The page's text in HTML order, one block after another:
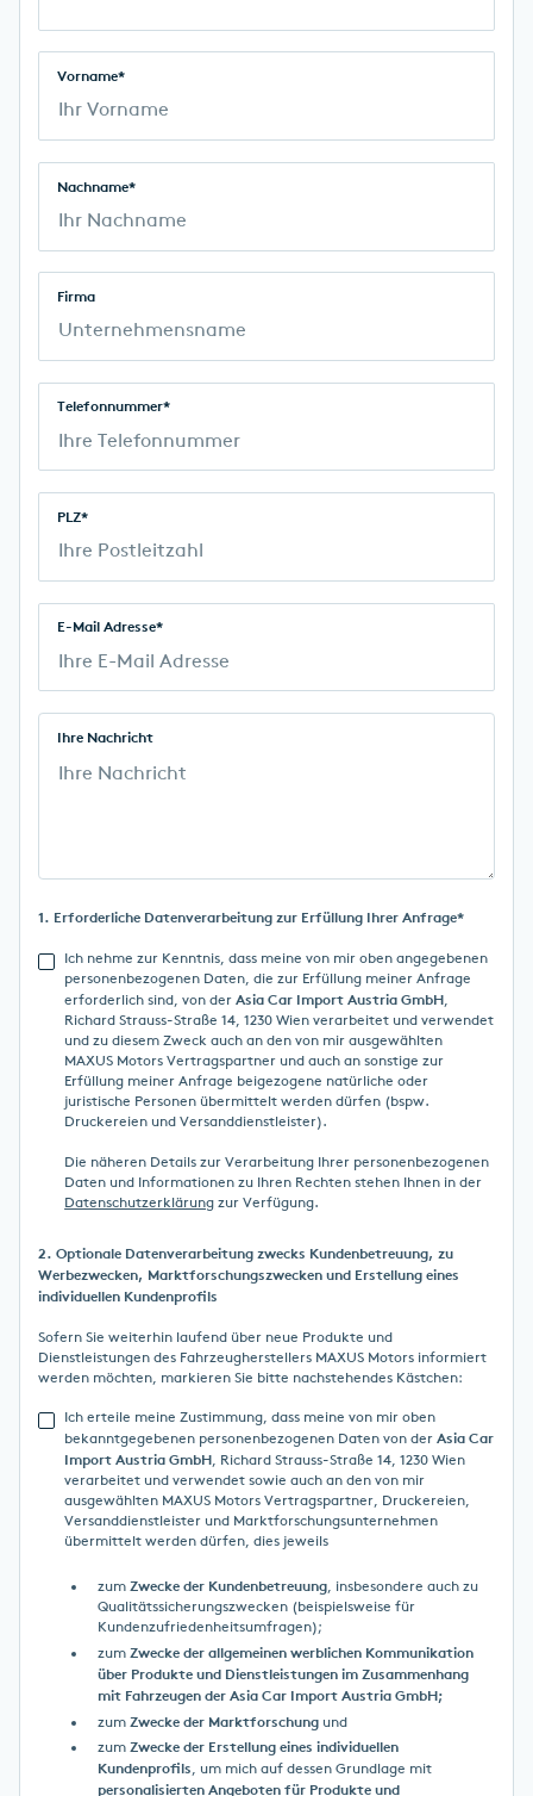
Vorname*
Nachname*
Firma
Telefonnummer*
PLZ*
E-Mail Adresse*
Ihre Nachricht
1. Erforderliche Datenverarbeitung zur Erfüllung Ihrer Anfrage*
Ich nehme zur Kenntnis, dass meine von mir oben angegebenen
personenbezogenen Daten, die zur Erfüllung meiner Anfrage
erforderlich sind, von derAsia Car Import Austria GmbH,
Richard Strauss-Straße 14, 1230 Wien verarbeitet und verwendet
und zu diesem Zweck auch an den von mir ausgewählten
MAXUS Motors Vertragspartner und auch an sonstige zur
Erfüllung meiner Anfrage beigezogene natürliche oder
juristische Personen übermittelt werden dürfen (bspw.
Druckereien und Versanddienstleister).
Die näheren Details zur Verarbeitung Ihrer personenbezogenen
Daten und Informationen zu Ihren Rechten stehen Ihnen in der
Datenschutzerklärung zur Verfügung.
2. Optionale Datenverarbeitung zwecks Kundenbetreuung, zu
Werbezwecken, Marktforschungszwecken und Erstellung eines
individuellen Kundenprofils
Sofern Sie weiterhin laufend über neue Produkte und
Dienstleistungen des Fahrzeugherstellers MAXUS Motors informiert
werden möchten, markieren Sie bitte nachstehendes Kästchen:
Ich erteile meine Zustimmung, dass meine von mir oben
bekanntgegebenen personenbezogenen Daten von derAsia Car
Import Austria GmbH, Richard Strauss-Straße 14, 1230 Wien
verarbeitet und verwendet sowie auch an den von mir
ausgewählten MAXUS Motors Vertragspartner, Druckereien,
Versanddienstleister und Marktforschungsunternehmen
übermittelt werden dürfen, dies jeweils
zum Zwecke der Kundenbetreuung, insbesondere auch zu
Qualitätssicherungszwecken (beispielsweise für
Kundenzufriedenheitsumfragen);
zum Zwecke der allgemeinen werblichen Kommunikation
über Produkte und Dienstleistungen im Zusammenhang
mit Fahrzeugen der Asia Car Import Austria GmbH;
zum Zwecke der Marktforschungund
zum Zwecke der Erstellung eines individuellen
Kundenprofils, um mich auf dessen Grundlage mit
personalisierten Angeboten für Produkte und